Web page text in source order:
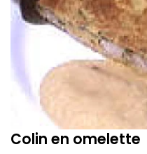
Colin en omelette